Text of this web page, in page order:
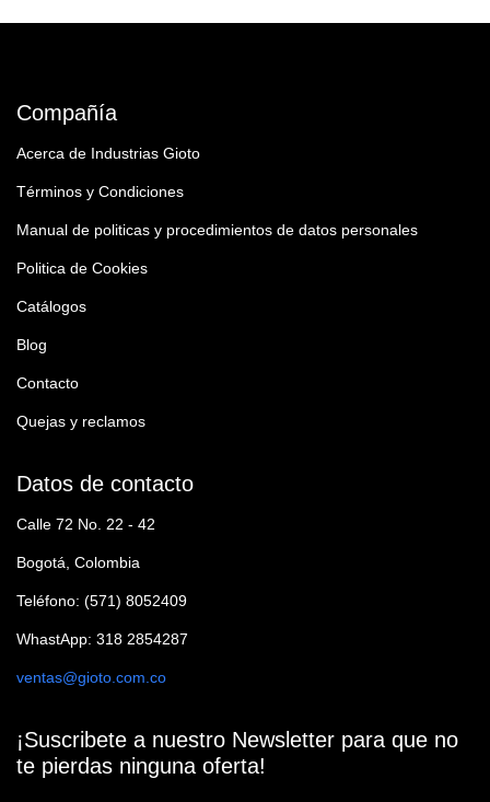
Compañía
Acerca de Industrias Gioto
Términos y Condiciones
Manual de politicas y procedimientos de datos personales
Politica de Cookies
Catálogos
Blog
Contacto
Quejas y reclamos
Datos de contacto
Calle 72 No. 22 - 42
Bogotá, Colombia
Teléfono: (571) 8052409
WhastApp: 318 2854287
ventas@gioto.com.co
¡Suscribete a nuestro Newsletter para que no
te pierdas ninguna oferta!